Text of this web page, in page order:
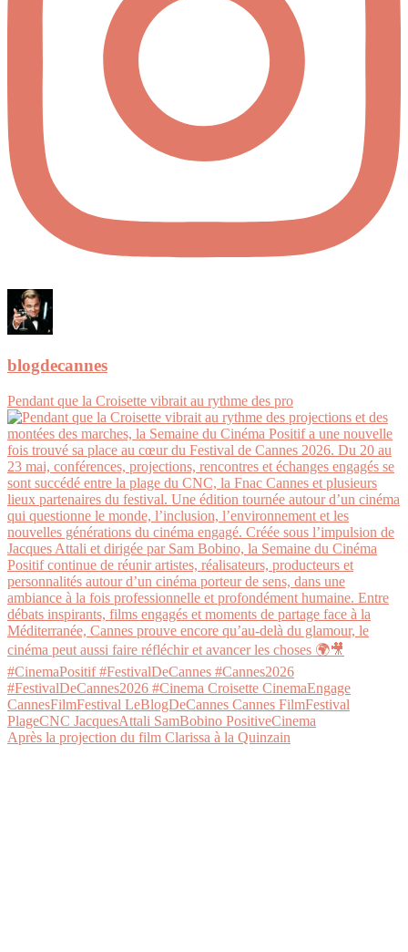
blogdecannes
Pendant que la Croisette vibrait au rythme des pro
Après la projection du film Clarissa à la Quinzain